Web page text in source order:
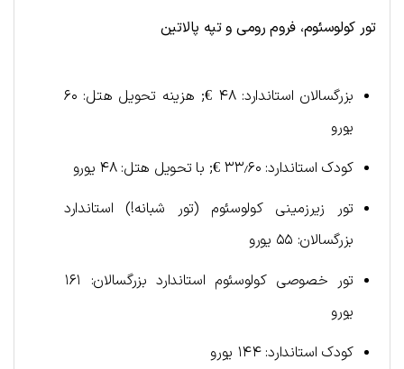
تور کولوسئوم، فروم رومی و تپه پالاتین
بزرگسالان استاندارد: ۴۸ €; هزینه تحویل هتل: ۶۰
یورو
کودک استاندارد: ۳۳٫۶۰ €; با تحویل هتل: ۴۸ یورو
تور زیرزمینی کولوسئوم (تور شبانه!) استاندارد
بزرگسالان: ۵۵ یورو
تور خصوصی کولوسئوم استاندارد بزرگسالان: ۱۶۱
یورو
کودک استاندارد: ۱۴۴ یورو